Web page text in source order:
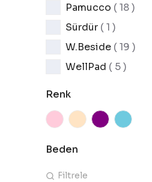
Pamucco ( 18 )
Sürdür ( 1 )
W.Beside ( 19 )
WellPad ( 5 )
Renk
Beden